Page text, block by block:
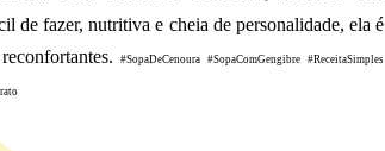
de fazer, nutritiva e cheia de personalidade, ela é
#SopaDeCenoura #SopaComGengibre #ReceitaSimples